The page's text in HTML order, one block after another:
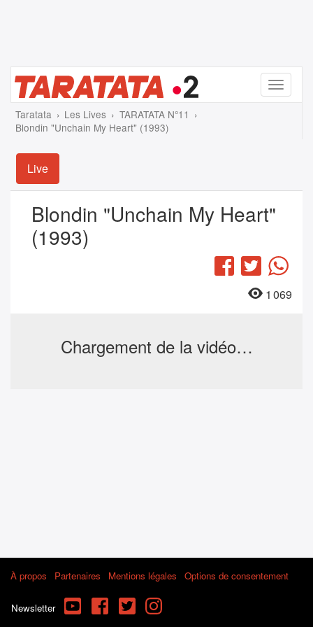
Menu
Taratata Les Lives
TARATATA N°11
Blondin "Unchain My Heart" (1993)
Live
Blondin "Unchain My Heart"
(1993)
Facebook
Twitter
1 069
Chargement de la vidéo…
À propos Partenaires Mentions légales Options de consentement
Newsletter YouTube FacebookTwitterInstagram